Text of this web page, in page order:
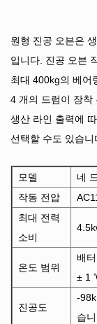
원형 진공 오븐은
입니다. 진공 오븐
최대 400kg의 베어
4 개의 드럼이 장착
생산 라인 출력에
선택할 수도 있습니
모델
네
작동 전압
최대 전력
소비
온도 범위
배
± 1
진공도
-
습